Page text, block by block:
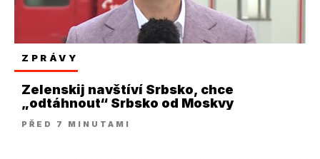
ZPRÁVY
Zelenskij navštíví Srbsko, chce
„odtáhnout“ Srbsko od Moskvy
PŘED 7 MINUTAMI